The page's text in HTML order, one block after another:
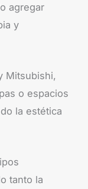
agregar
y
Mitsubishi,
o espacios
la estética
tanto la